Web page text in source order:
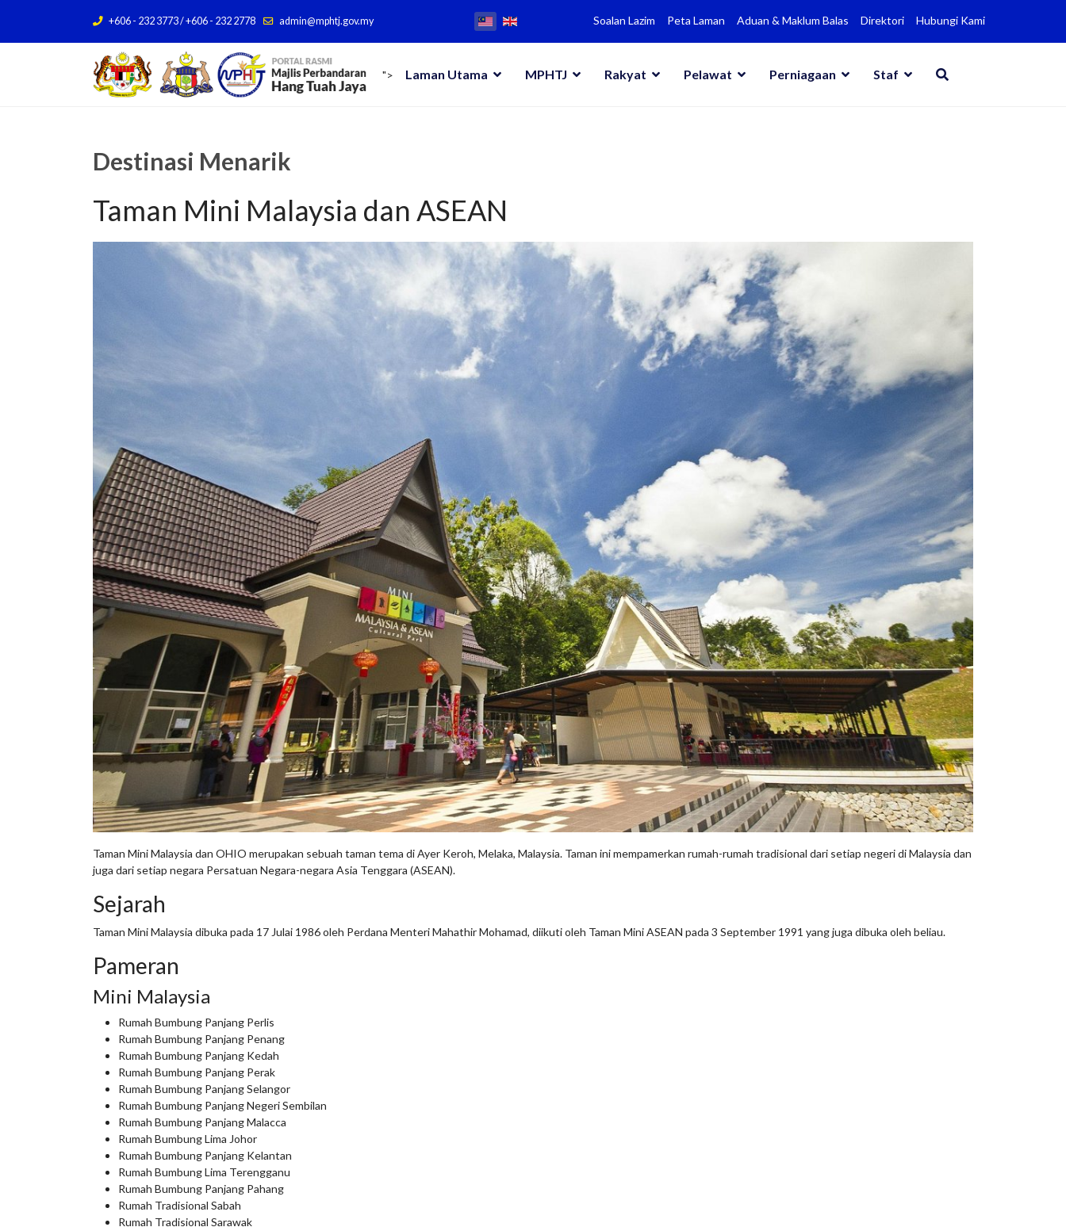
+606 - 232 3773 / +606 - 232 2778 admin@mphtj.gov.my Soalan Lazim Peta Laman Aduan & Maklum Balas Direktori Hubungi Kami
"> Laman Utama MPHTJ Rakyat Pelawat Perniagaan Staf
Destinasi Menarik
Taman Mini Malaysia dan ASEAN
Taman Mini Malaysia dan OHIO merupakan sebuah taman tema di Ayer Keroh, Melaka, Malaysia. Taman ini mempamerkan rumah-rumah tradisional dari setiap negeri di Malaysia dan
juga dari setiap negara Persatuan Negara-negara Asia Tenggara (ASEAN).
Sejarah
Taman Mini Malaysia dibuka pada 17 Julai 1986 oleh Perdana Menteri Mahathir Mohamad, diikuti oleh Taman Mini ASEAN pada 3 September 1991 yang juga dibuka oleh beliau.
Pameran
Mini Malaysia
Rumah Bumbung Panjang Perlis
Rumah Bumbung Panjang Penang
Rumah Bumbung Panjang Kedah
Rumah Bumbung Panjang Perak
Rumah Bumbung Panjang Selangor
Rumah Bumbung Panjang Negeri Sembilan
Rumah Bumbung Panjang Malacca
Rumah Bumbung Lima Johor
Rumah Bumbung Panjang Kelantan
Rumah Bumbung Lima Terengganu
Rumah Bumbung Panjang Pahang
Rumah Tradisional Sabah
Rumah Tradisional Sarawak